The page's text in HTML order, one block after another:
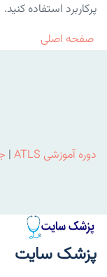
پرکاربرد استفاده کنید.
صفحه اصلی
دوره آموزشی ATLS |
پزشک سایت